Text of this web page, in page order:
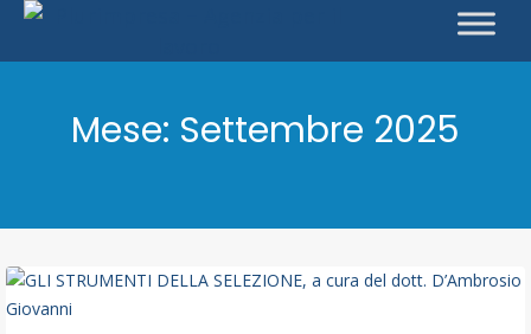
Mese: Settembre 2025